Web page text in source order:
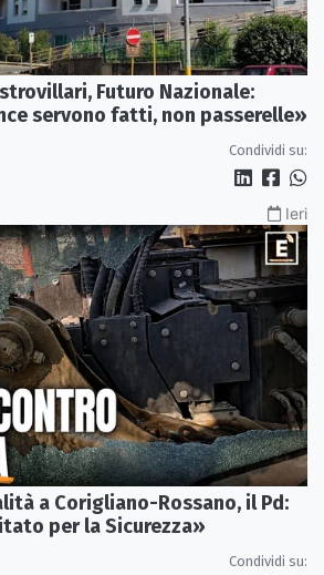
Futuro Nazionale:
servono fatti, non passerelle»
Condividi su:
Ieri
a Corigliano-Rossano, il Pd:
per la Sicurezza»
Condividi su: